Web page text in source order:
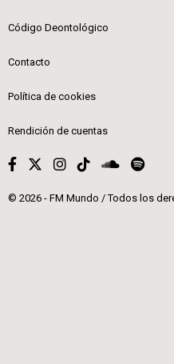
Código Deontológico
Contacto
Política de cookies
Rendición de cuentas
© 2026 - FM Mundo / Todos los